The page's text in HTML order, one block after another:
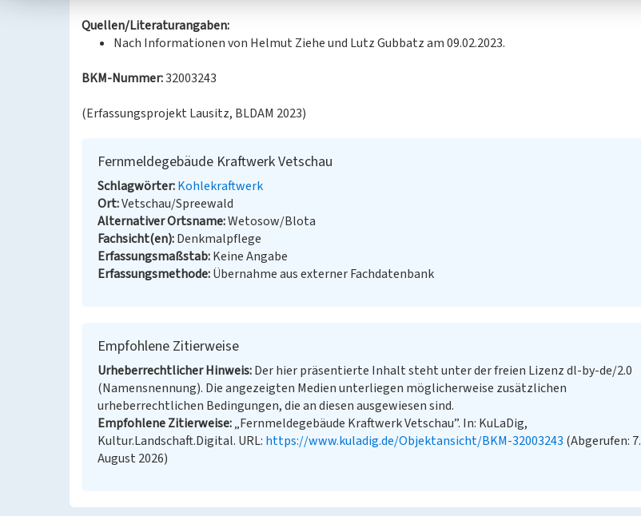
Quellen/Literaturangaben:
Nach Informationen von Helmut Ziehe und Lutz Gubbatz am 09.02.2023.
BKM-Nummer:32003243
(Erfassungsprojekt Lausitz, BLDAM 2023)
Fernmeldegebäude Kraftwerk Vetschau
Schlagwörter Kohlekraftwerk
Ort Vetschau/Spreewald
Alternativer Ortsname Wetosow/Blota
Fachsicht(en) Denkmalpflege
Erfassungsmaßstab Keine Angabe
Erfassungsmethode Übernahme aus externer Fachdatenbank
Empfohlene Zitierweise
Urheberrechtlicher Hinweis Der hier präsentierte Inhalt steht unter der freien Lizenz dl-by-de/2.0
(Namensnennung). Die angezeigten Medien unterliegen möglicherweise zusätzlichen
urheberrechtlichen Bedingungen, die an diesen ausgewiesen sind.
Empfohlene Zitierweise „Fernmeldegebäude Kraftwerk Vetschau”. In: KuLaDig,
Kultur.Landschaft.Digital. URL: https://www.kuladig.de/Objektansicht/BKM-32003243 (Abgerufen: 7.
August 2026)